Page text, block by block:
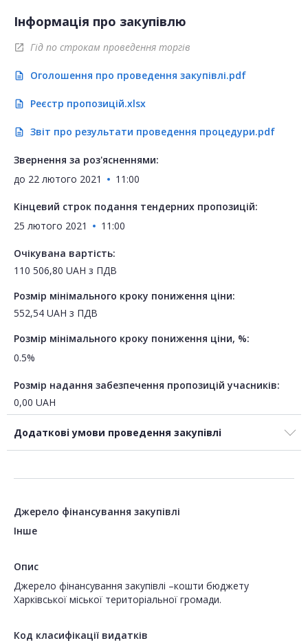
Інформація про закупівлю
open_in_new Гід по строкам проведення торгів
description Оголошення про проведення закупівлі.pdf
description Реєстр пропозицій.xlsx
description Звіт про результати проведення процедури.pdf
Звернення за роз'ясненнями:
до 22 лютого 2021 11:00
Кінцевий строк подання тендерних пропозицій:
25 лютого 2021
11:00
Очікувана вартість:
110 506,80 UAH з ПДВ
Розмір мінімального кроку пониження ціни:
552,54 UAH з ПДВ
Розмір мінімального кроку пониження ціни, %:
0.5%
Розмір надання забезпечення пропозицій учасників:
0,00 UAH
Додаткові умови проведення закупівлі
Джерело фінансування закупівлі
Інше
Опис
Джерело фінансування закупівлі –кошти бюджету
Харківської міської територіальної громади.
Код класифікації видатків